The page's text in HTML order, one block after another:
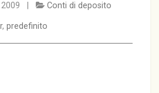
2009 | Conti di deposito
, predefinito